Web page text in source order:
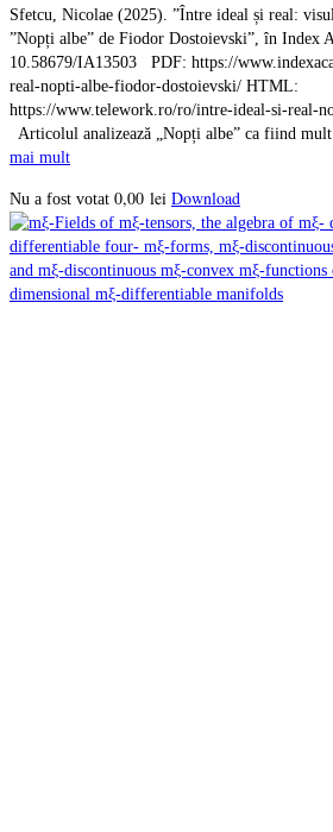
Sfetcu, Nicolae (2025). ”Între ideal și real:
”Nopți albe” de Fiodor Dostoievski”, în Index
10.58679/IA13503 PDF: https://
real-nopti-albe-fiodor-dostoievski/ HTML:
https://www.telework.ro/ro/intre-ideal-si-real-
Articolul analizează „Nopți albe” ca fiind
mai mult
Nu a fost votat 0,00 lei Download